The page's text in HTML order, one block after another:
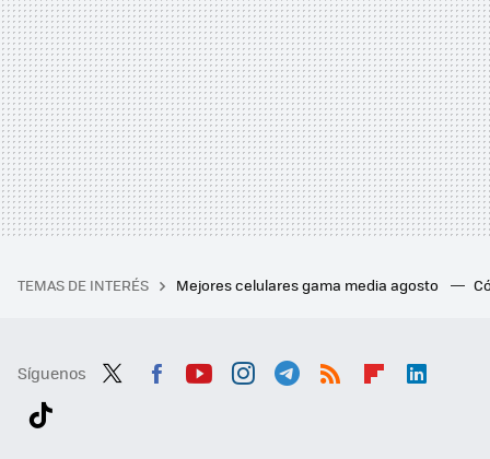
TEMAS DE INTERÉS Mejores celulares gama media agosto
Síguenos